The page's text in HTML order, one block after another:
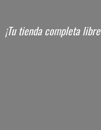
¡Tu tienda completa libre